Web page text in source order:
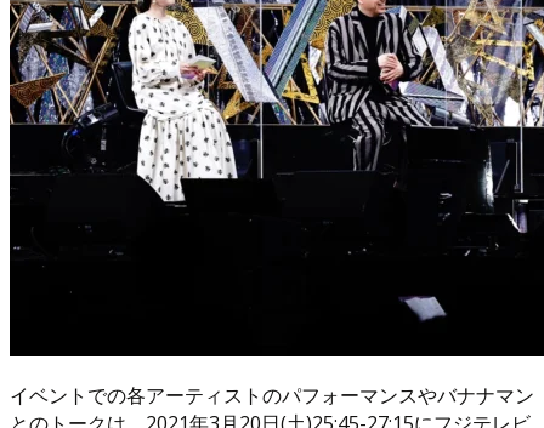
イベントでの各アーティストのパフォーマンスやバナナマン